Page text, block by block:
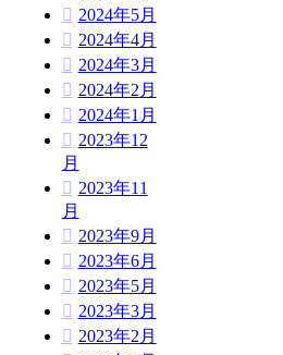
2024年5月
2024年4月
2024年3月
2024年2月
2024年1月
2023年12
月
2023年11
月
2023年9月
2023年6月
2023年5月
2023年3月
2023年2月